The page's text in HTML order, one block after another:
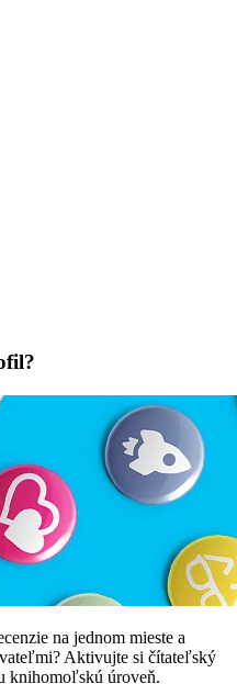
na jednom mieste a
Aktivujte si čítateľský
knihomoľskú úroveň.